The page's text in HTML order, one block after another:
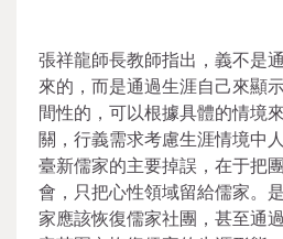
張祥龍師長教師指出，義不是
來的，而是通過生涯自己來顯
間性的，可以根據具體的情境
關，行義需求考慮生涯情境中
臺新儒家的主要掉誤，在于把
會，只把心性領域留給儒家。
家應該恢復儒家社團，甚至通